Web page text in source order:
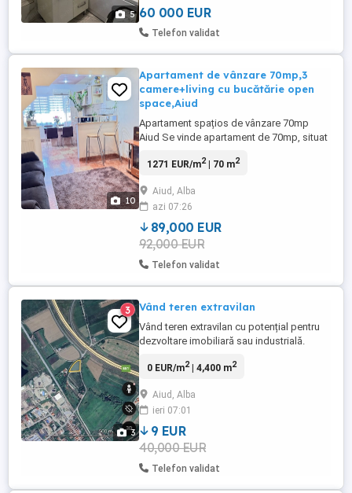
5 60 000 EUR
Telefon validat
10
Apartament de vânzare 70mp,3
camere+living cu bucătărie open
space,Aiud
Apartament spațios de vânzare 70mp
Aiud Se vinde apartament de 70mp, situat
compartimentat și ideal pentru familie. *
camere (dormitoare camere separate) *
baie * hol * cămară *etaj 4 4 * acoperiș
refăcut * bloc ...
1271 EUR/m2| 70 m2
Aiud, Alba
azi 07:26
89,000 EUR
92,000 EUR
Telefon validat
3
3 Vând teren extravilan
Vând teren extravilan cu potențial pentru
dezvoltare imobiliară sau industrială.
este amplasat la ieșirea din Aiud spre
front stradal de aproximativ 80 m iar
utilitățile (apă, gaz, energie electrică) se
află în imediata ...
0 EUR/m2| 4,400 m2
Aiud, Alba
ieri 07:01
9 EUR
40,000 EUR
Telefon validat